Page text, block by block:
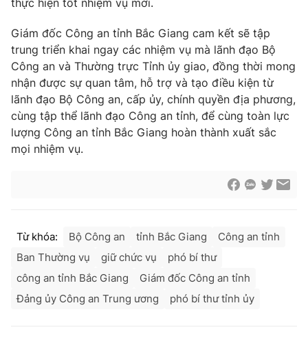
® Cấm sao chép dưới mọi hình thức nếu không có sự chấp
thuận bằng văn bản. Ghi rõ nguồn VTV.vn khi phát hành lại
thông tin từ website này.
Giám đốc Công an tỉnh Bắc Giang cam kết sẽ tập
trung triển khai ngay các nhiệm vụ mà lãnh đạo Bộ
Công an và Thường trực Tỉnh ủy giao, đồng thời mong
nhận được sự quan tâm, hỗ trợ và tạo điều kiện từ
lãnh đạo Bộ Công an, cấp ủy, chính quyền địa phương,
cùng tập thể lãnh đạo Công an tỉnh, để cùng toàn lực
lượng Công an tỉnh Bắc Giang hoàn thành xuất sắc
mọi nhiệm vụ.
Từ khóa: Bộ Công an tỉnh Bắc Giang
Công an tỉnh
Ban Thường vụ
giữ chức vụ
phó bí thư
công an tỉnh Bắc Giang
Giám đốc Công an tỉnh
Đảng ủy Công an Trung ương
phó bí thư tỉnh ủy